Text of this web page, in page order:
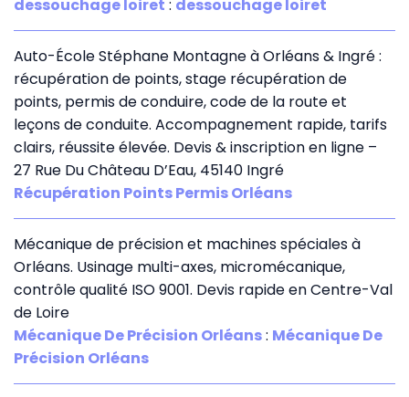
dessouchage loiret : dessouchage loiret
Auto-École Stéphane Montagne à Orléans & Ingré :
récupération de points, stage récupération de
points, permis de conduire, code de la route et
leçons de conduite. Accompagnement rapide, tarifs
clairs, réussite élevée. Devis & inscription en ligne –
27 Rue Du Château D’Eau, 45140 Ingré
Récupération Points Permis Orléans
Mécanique de précision et machines spéciales à
Orléans. Usinage multi-axes, micromécanique,
contrôle qualité ISO 9001. Devis rapide en Centre-Val
de Loire
Mécanique De Précision Orléans: Mécanique De
Précision Orléans